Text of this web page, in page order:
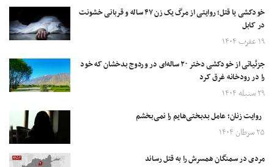
خودکشی یا قتل؛ روایتی از مرگ یک زن ۴۷ ساله و قربانی خشونت
در کابل
۱۹ عقرب ۱۴۰۴
جزئیاتی از خودکشی دختر ۲۰ ساله‌‌ای در وردوج بدخشان که خود
را در رودخانه غرق کرد
۲۹ سنبله ۱۴۰۴
روایت زنان؛ عامل بدبختی‌هایم را نمی‌بخشم
۲۵ سرطان ۱۴۰۴
مردی در سمنگان همسرش را به قتل رساند